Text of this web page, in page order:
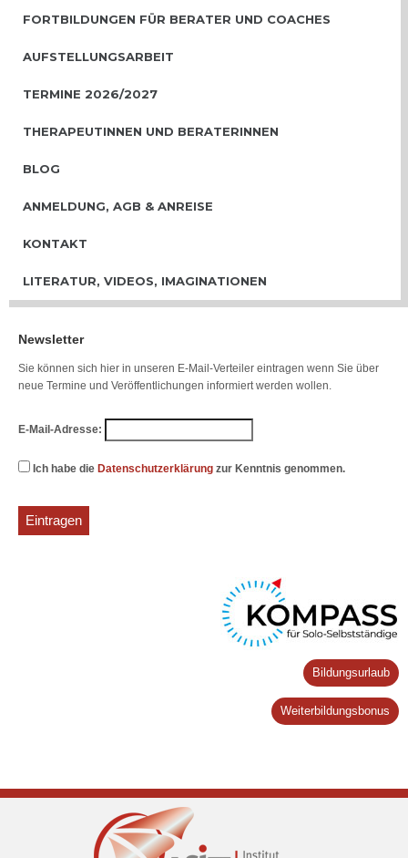
FORTBILDUNGEN FÜR BERATER UND COACHES
AUFSTELLUNGSARBEIT
TERMINE 2026/2027
THERAPEUTINNEN UND BERATERINNEN
BLOG
ANMELDUNG, AGB & ANREISE
KONTAKT
LITERATUR, VIDEOS, IMAGINATIONEN
Newsletter
Sie können sich hier in unseren E-Mail-Verteiler eintragen wenn Sie über
neue Termine und Veröffentlichungen informiert werden wollen.
E-Mail-Adresse:
Ich habe die Datenschutzerklärung zur Kenntnis genommen.
Bildungsurlaub
Weiterbildungsbonus